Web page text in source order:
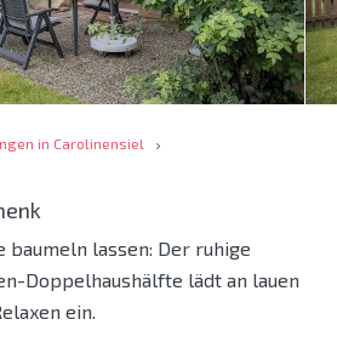
in Carolinensiel
baumeln lassen: Der ruhige
Doppelhaushälfte lädt an lauen
ein.